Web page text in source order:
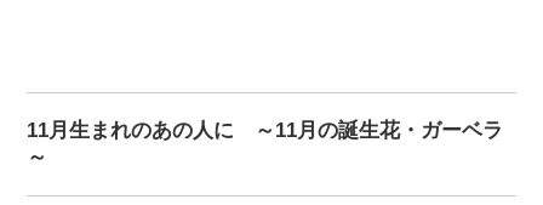
11月生まれのあの人に ～11月の誕生花・ガーベラ
～